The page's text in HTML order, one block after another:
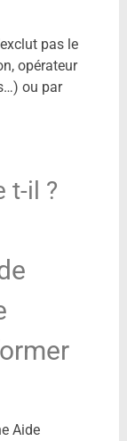
pas le
opérateur
ou par
t-il ?
Aide